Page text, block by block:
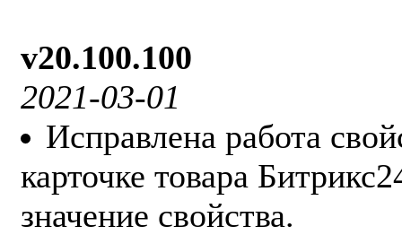
v20.100.100
2021-03-01
Исправлена работа
карточке товара
значение свойства.